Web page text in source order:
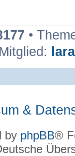
•
&
by phpBB®